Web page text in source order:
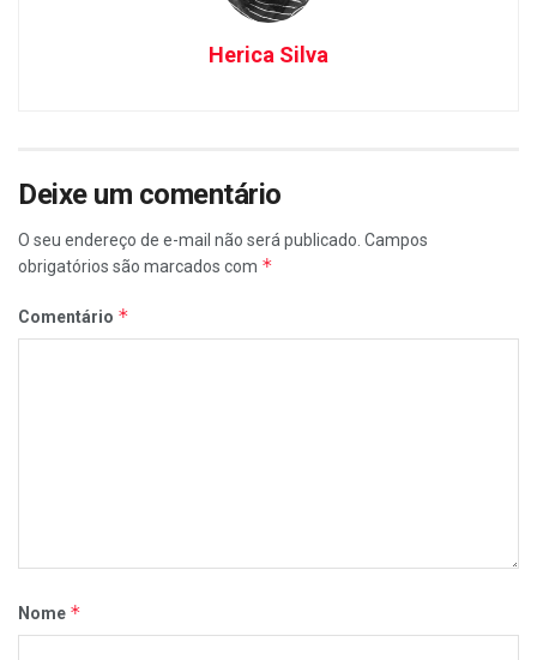
Herica Silva
Deixe um comentário
O seu endereço de e-mail não será publicado. Campos
obrigatórios são marcados com *
Comentário *
Nome *